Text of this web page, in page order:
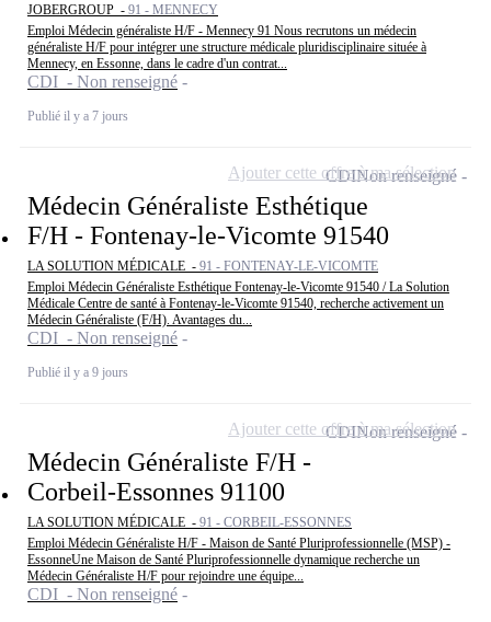
JOBERGROUP - 91 - MENNECY
Emploi Médecin généraliste H/F - Mennecy 91 Nous recrutons un médecin
généraliste H/F pour intégrer une structure médicale pluridisciplinaire située à
Mennecy, en Essonne, dans le cadre d'un contrat...
CDI - Non renseigné
Publié il y a 7 jours
Médecin Généraliste Esthétique
F/H - Fontenay-le-Vicomte 91540
LA SOLUTION MÉDICALE - 91 - FONTENAY-LE-VICOMTE
Emploi Médecin Généraliste Esthétique Fontenay-le-Vicomte 91540 / La Solution
Médicale Centre de santé à Fontenay-le-Vicomte 91540, recherche activement un
Médecin Généraliste (F/H). Avantages du...
CDI - Non renseigné
Publié il y a 9 jours
CDINon renseigné
Ajouter cette offre à ma sélection
Médecin Généraliste F/H -
Corbeil-Essonnes 91100
LA SOLUTION MÉDICALE - 91 - CORBEIL-ESSONNES
Emploi Médecin Généraliste H/F - Maison de Santé Pluriprofessionnelle (MSP) -
EssonneUne Maison de Santé Pluriprofessionnelle dynamique recherche un
Médecin Généraliste H/F pour rejoindre une équipe...
CDI - Non renseigné
CDINon renseigné
Ajouter cette offre à ma sélection